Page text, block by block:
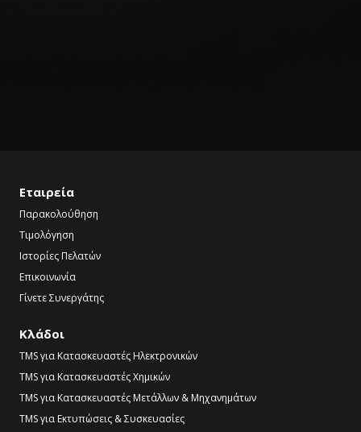
Εταιρεία
Παρακολούθηση
Τιμολόγηση
Ιστορίες Πελατών
Επικοινωνία
Γίνετε Συνεργάτης
Κλάδοι
TMS για Κατασκευαστές Ηλεκτρονικών
TMS για Κατασκευαστές Χημικών
TMS για Κατασκευαστές Μετάλλων & Μηχανημάτων
TMS για Εκτυπώσεις & Συσκευασίες